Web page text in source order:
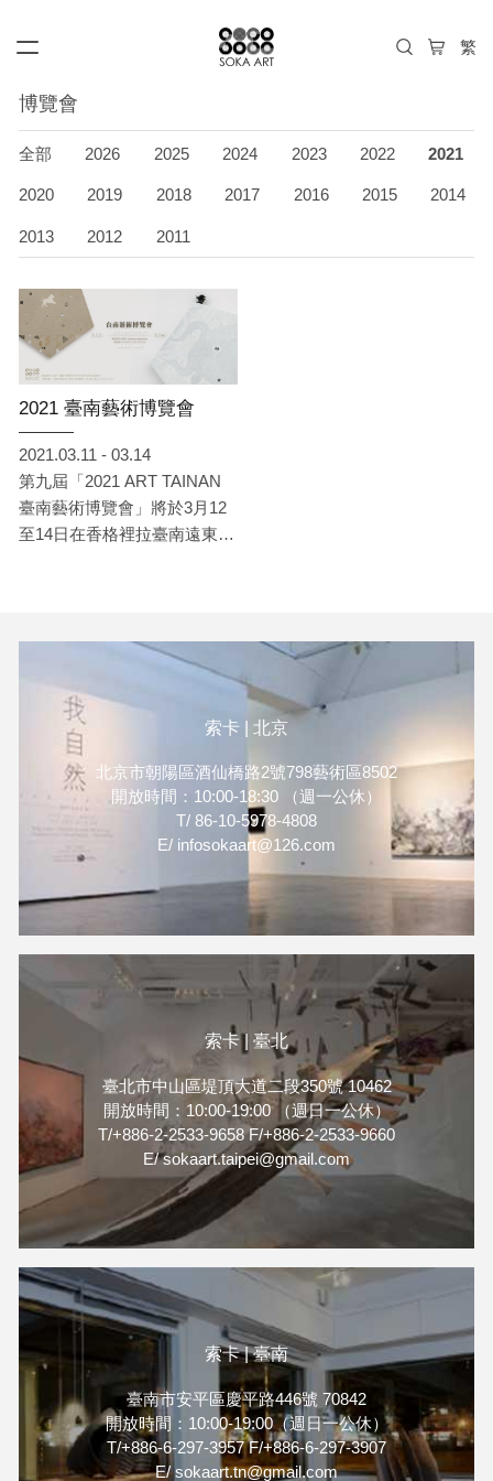
博覽會
全部 2026 2025 2024 2023 2022 2021
2020 2019 2018 2017 2016 2015 2014
2013 2012 2011
2021 臺南藝術博覽會
2021.03.11 - 03.14
第九屆「2021 ART TAINAN
臺南藝術博覽會」將於3月12
至14日在香格裡拉臺南遠東國
思锜與日籍藝術家飯田桐子的
精彩作品。此次索卡更與臺南
市政府合作，共同推出2020臺
南新藝獎得主張靜雯的作品在
1310展間，「臺南新藝獎」已
被喻為臺灣最有人氣的新人
獎，在每年的三月份皆吸引許
多熱愛藝術民眾蒞臨臺南參
觀。索卡藝術期望能在春暖花
開的三月裡，為您呈現最美好
與豐富的藝術面貌。
索卡 | 北京
北京市朝陽區酒仙橋路2號798藝術區8502
開放時間：10:00-18:30 （週一公休）
T/ 86-10-5978-4808
E/ infosokaart@126.com
索卡 | 臺北
臺北市中山區堤頂大道二段350號 10462
開放時間：10:00-19:00 （週日一公休）
T/+886-2-2533-9658 F/+886-2-2533-9660
E/ sokaart.taipei@gmail.com
索卡 | 臺南
臺南市安平區慶平路446號 70842
開放時間：10:00-19:00（週日一公休）
T/+886-6-297-3957 F/+886-6-297-3907
E/ sokaart.tn@gmail.com